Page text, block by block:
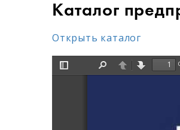
Каталог
Открыть каталог
Toggle
Sidebar
Find PreviousNext